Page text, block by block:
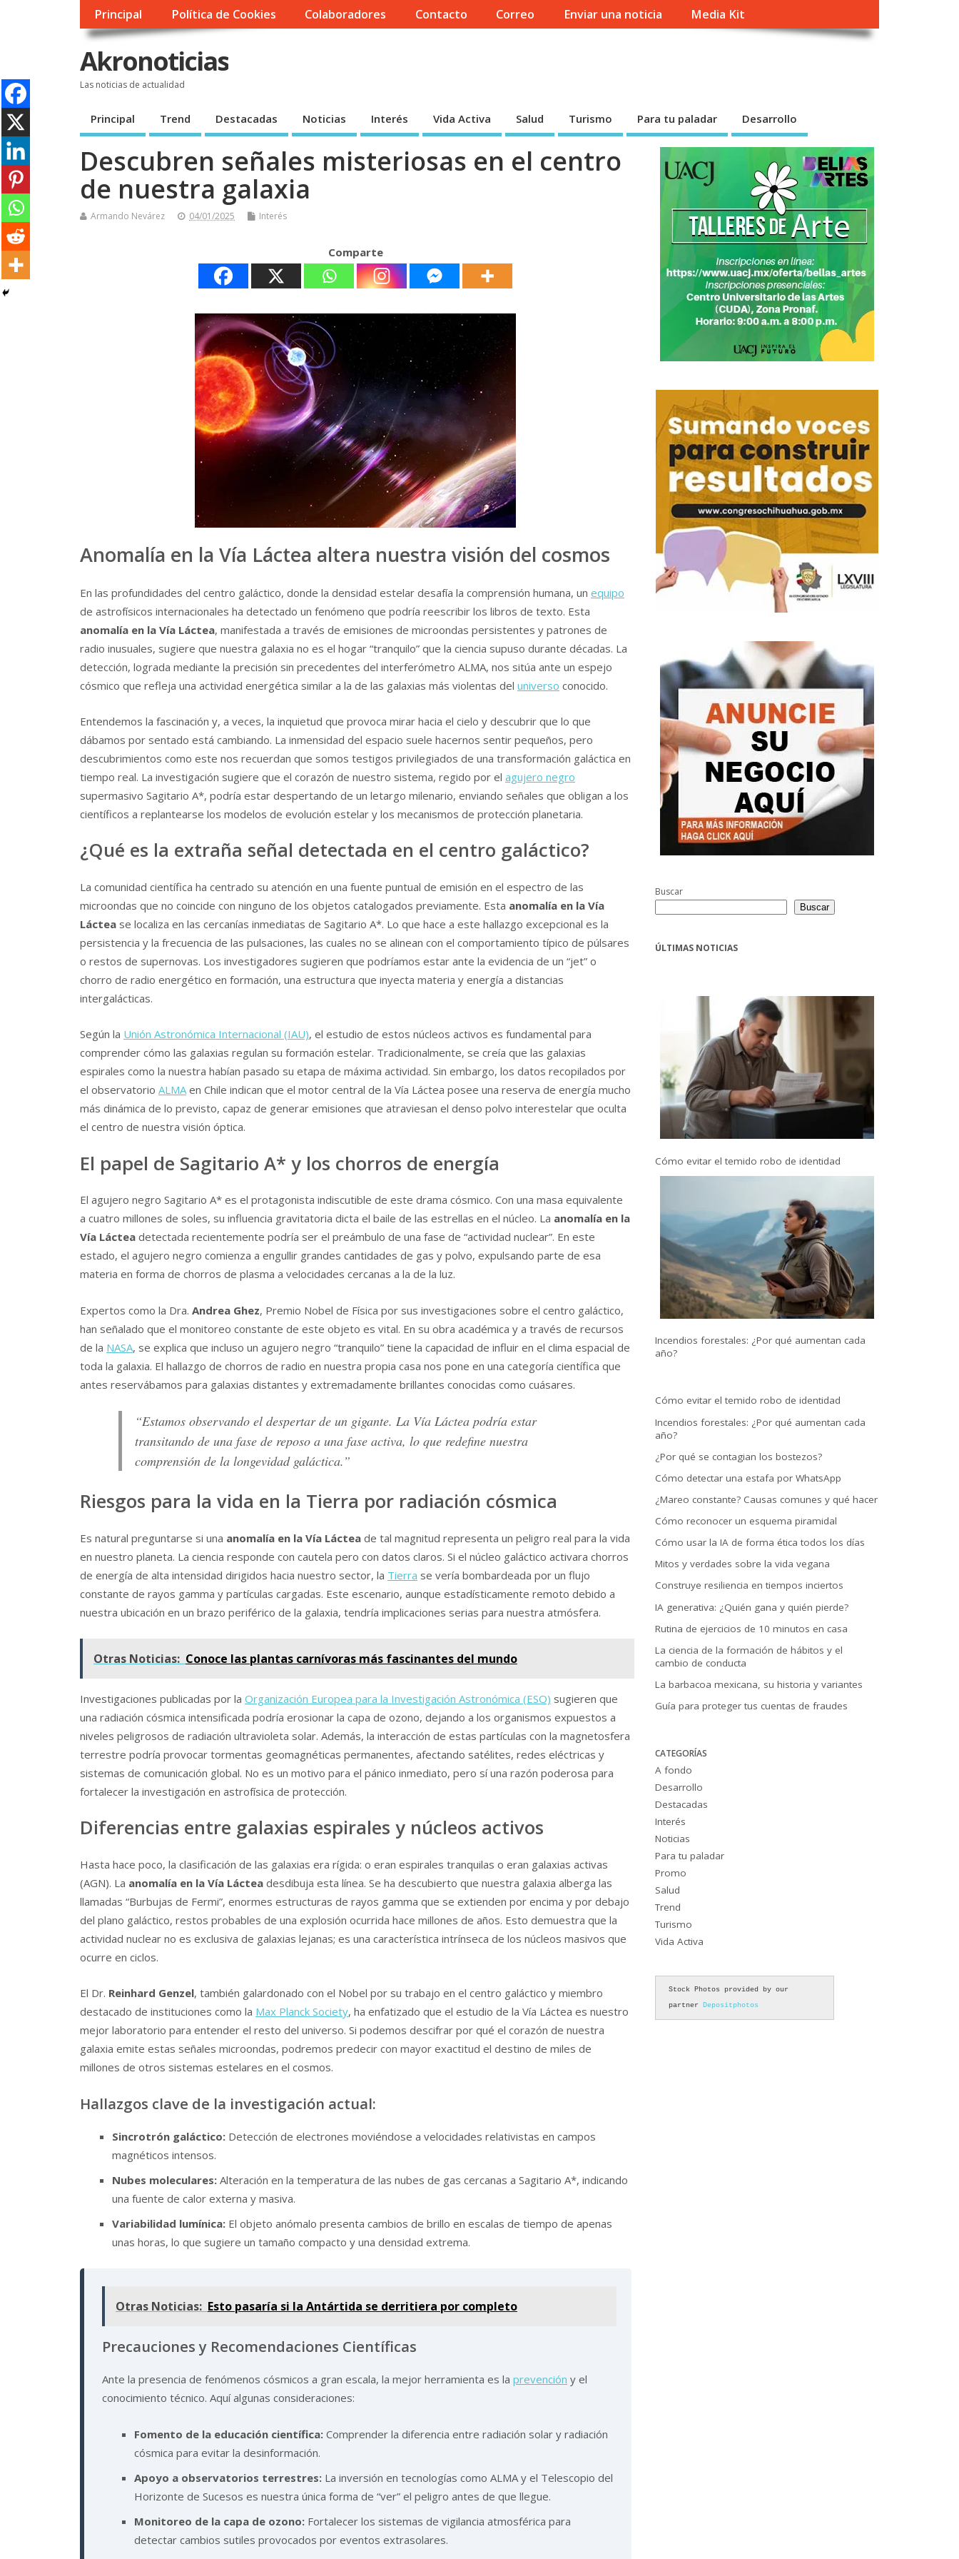
Principal Política de Cookies Colaboradores Contacto Correo Enviar una noticia Media Kit
Akronoticias
Las noticias de actualidad
Principal Trend Destacadas Noticias Interés Vida Activa Salud Turismo Para tu paladar Desarrollo
Descubren señales misteriosas en el centro
de nuestra galaxia
Armando Nevárez 04/01/2025 Interés
Comparte
Anomalía en la Vía Láctea altera nuestra visión del cosmos
En las profundidades del centro galáctico, donde la densidad estelar desafía la comprensión humana, un equipo
de astrofísicos internacionales ha detectado un fenómeno que podría reescribir los libros de texto. Esta
anomalía en la Vía Láctea, manifestada a través de emisiones de microondas persistentes y patrones de
radio inusuales, sugiere que nuestra galaxia no es el hogar “tranquilo” que la ciencia supuso durante décadas. La
detección, lograda mediante la precisión sin precedentes del interferómetro ALMA, nos sitúa ante un espejo
cósmico que refleja una actividad energética similar a la de las galaxias más violentas del universo conocido.
Entendemos la fascinación y, a veces, la inquietud que provoca mirar hacia el cielo y descubrir que lo que
dábamos por sentado está cambiando. La inmensidad del espacio suele hacernos sentir pequeños, pero
descubrimientos como este nos recuerdan que somos testigos privilegiados de una transformación galáctica en
tiempo real. La investigación sugiere que el corazón de nuestro sistema, regido por el agujero negro
supermasivo Sagitario A*, podría estar despertando de un letargo milenario, enviando señales que obligan a los
científicos a replantearse los modelos de evolución estelar y los mecanismos de protección planetaria.
¿Qué es la extraña señal detectada en el centro galáctico?
La comunidad científica ha centrado su atención en una fuente puntual de emisión en el espectro de las
microondas que no coincide con ninguno de los objetos catalogados previamente. Esta anomalía en la Vía
Láctea se localiza en las cercanías inmediatas de Sagitario A*. Lo que hace a este hallazgo excepcional es la
persistencia y la frecuencia de las pulsaciones, las cuales no se alinean con el comportamiento típico de púlsares
o restos de supernovas. Los investigadores sugieren que podríamos estar ante la evidencia de un “jet” o
chorro de radio energético en formación, una estructura que inyecta materia y energía a distancias
intergalácticas.
Según la Unión Astronómica Internacional (IAU), el estudio de estos núcleos activos es fundamental para
comprender cómo las galaxias regulan su formación estelar. Tradicionalmente, se creía que las galaxias
espirales como la nuestra habían pasado su etapa de máxima actividad. Sin embargo, los datos recopilados por
el observatorio ALMAen Chile indican que el motor central de la Vía Láctea posee una reserva de energía mucho
más dinámica de lo previsto, capaz de generar emisiones que atraviesan el denso polvo interestelar que oculta
el centro de nuestra visión óptica.
El papel de Sagitario A* y los chorros de energía
El agujero negro Sagitario A* es el protagonista indiscutible de este drama cósmico. Con una masa equivalente
a cuatro millones de soles, su influencia gravitatoria dicta el baile de las estrellas en el núcleo. La anomalía en la
Vía Láctea detectada recientemente podría ser el preámbulo de una fase de “actividad nuclear”. En este
estado, el agujero negro comienza a engullir grandes cantidades de gas y polvo, expulsando parte de esa
materia en forma de chorros de plasma a velocidades cercanas a la de la luz.
Expertos como la Dra. Andrea Ghez, Premio Nobel de Física por sus investigaciones sobre el centro galáctico,
han señalado que el monitoreo constante de este objeto es vital. En su obra académica y a través de recursos
de la NASA, se explica que incluso un agujero negro “tranquilo” tiene la capacidad de influir en el clima espacial de
toda la galaxia. El hallazgo de chorros de radio en nuestra propia casa nos pone en una categoría científica que
antes reservábamos para galaxias distantes y extremadamente brillantes conocidas como cuásares.
“Estamos observando el despertar de un gigante. La Vía Láctea podría estar
transitando de una fase de reposo a una fase activa, lo que redefine nuestra
comprensión de la longevidad galáctica.”
Riesgos para la vida en la Tierra por radiación cósmica
Es natural preguntarse si una anomalía en la Vía Láctea de tal magnitud representa un peligro real para la vida
en nuestro planeta. La ciencia responde con cautela pero con datos claros. Si el núcleo galáctico activara chorros
de energía de alta intensidad dirigidos hacia nuestro sector, la Tierra se vería bombardeada por un flujo
constante de rayos gamma y partículas cargadas. Este escenario, aunque estadísticamente remoto debido a
nuestra ubicación en un brazo periférico de la galaxia, tendría implicaciones serias para nuestra atmósfera.
Otras Noticias: Conoce las plantas carnívoras más fascinantes del mundo
Investigaciones publicadas por la Organización Europea para la Investigación Astronómica (ESO) sugieren que
una radiación cósmica intensificada podría erosionar la capa de ozono, dejando a los organismos expuestos a
niveles peligrosos de radiación ultravioleta solar. Además, la interacción de estas partículas con la magnetosfera
terrestre podría provocar tormentas geomagnéticas permanentes, afectando satélites, redes eléctricas y
sistemas de comunicación global. No es un motivo para el pánico inmediato, pero sí una razón poderosa para
fortalecer la investigación en astrofísica de protección.
Diferencias entre galaxias espirales y núcleos activos
Hasta hace poco, la clasificación de las galaxias era rígida: o eran espirales tranquilas o eran galaxias activas
(AGN). La anomalía en la Vía Láctea desdibuja esta línea. Se ha descubierto que nuestra galaxia alberga las
llamadas “Burbujas de Fermi”, enormes estructuras de rayos gamma que se extienden por encima y por debajo
del plano galáctico, restos probables de una explosión ocurrida hace millones de años. Esto demuestra que la
actividad nuclear no es exclusiva de galaxias lejanas; es una característica intrínseca de los núcleos masivos que
ocurre en ciclos.
El Dr. Reinhard Genzel, también galardonado con el Nobel por su trabajo en el centro galáctico y miembro
destacado de instituciones como la Max Planck Society, ha enfatizado que el estudio de la Vía Láctea es nuestro
mejor laboratorio para entender el resto del universo. Si podemos descifrar por qué el corazón de nuestra
galaxia emite estas señales microondas, podremos predecir con mayor exactitud el destino de miles de
millones de otros sistemas estelares en el cosmos.
Hallazgos clave de la investigación actual:
Sincrotrón galáctico: Detección de electrones moviéndose a velocidades relativistas en campos
magnéticos intensos.
Nubes moleculares: Alteración en la temperatura de las nubes de gas cercanas a Sagitario A*, indicando
una fuente de calor externa y masiva.
Variabilidad lumínica: El objeto anómalo presenta cambios de brillo en escalas de tiempo de apenas
unas horas, lo que sugiere un tamaño compacto y una densidad extrema.
Otras Noticias: Esto pasaría si la Antártida se derritiera por completo
Precauciones y Recomendaciones Científicas
Ante la presencia de fenómenos cósmicos a gran escala, la mejor herramienta es la prevención y el
conocimiento técnico. Aquí algunas consideraciones:
Fomento de la educación científica: Comprender la diferencia entre radiación solar y radiación
cósmica para evitar la desinformación.
Apoyo a observatorios terrestres: La inversión en tecnologías como ALMA y el Telescopio del
Horizonte de Sucesos es nuestra única forma de “ver” el peligro antes de que llegue.
Monitoreo de la capa de ozono: Fortalecer los sistemas de vigilancia atmosférica para
detectar cambios sutiles provocados por eventos extrasolares.
Buscar
Buscar
ÚLTIMAS NOTICIAS
Cómo evitar el temido robo de identidad
Incendios forestales: ¿Por qué aumentan cada
año?
Cómo evitar el temido robo de identidad
Incendios forestales: ¿Por qué aumentan cada
año?
¿Por qué se contagian los bostezos?
Cómo detectar una estafa por WhatsApp
¿Mareo constante? Causas comunes y qué hacer
Cómo reconocer un esquema piramidal
Cómo usar la IA de forma ética todos los días
Mitos y verdades sobre la vida vegana
Construye resiliencia en tiempos inciertos
IA generativa: ¿Quién gana y quién pierde?
Rutina de ejercicios de 10 minutos en casa
La ciencia de la formación de hábitos y el
cambio de conducta
La barbacoa mexicana, su historia y variantes
Guía para proteger tus cuentas de fraudes
CATEGORÍAS
A fondo
Desarrollo
Destacadas
Interés
Noticias
Para tu paladar
Promo
Salud
Trend
Turismo
Vida Activa
Stock Photos provided by our
partner Depositphotos